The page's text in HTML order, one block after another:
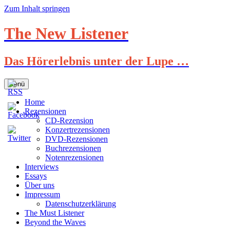
Zum Inhalt springen
The New Listener
Das Hörerlebnis unter der Lupe …
Menü
Home
Rezensionen
CD-Rezension
Konzertrezensionen
DVD-Rezensionen
Buchrezensionen
Notenrezensionen
Interviews
Essays
Über uns
Impressum
Datenschutzerklärung
The Must Listener
Beyond the Waves